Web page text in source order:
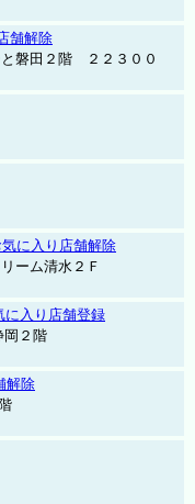
舗解除
磐田２階 ２２３００
気に入り店舗解除
ーム清水２Ｆ
に入り店舗登録
２階
解除